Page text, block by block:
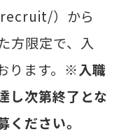
）から
方限定で、入
ます。 ※入職
し次第終了とな
ください。